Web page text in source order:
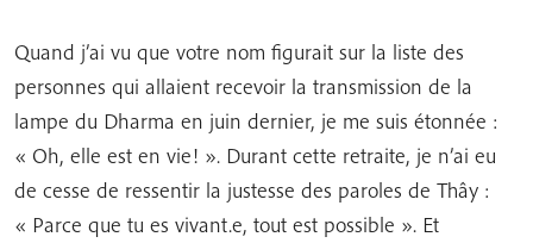
Quand j’ai vu que votre nom figurait sur la liste des
personnes qui allaient recevoir la transmission de la
lampe du Dharma en juin dernier, je me suis étonnée :
« Oh, elle est en vie! ». Durant cette retraite, je n’ai eu
de cesse de ressentir la justesse des paroles de Thây :
« Parce que tu es vivant.e, tout est possible ». Et